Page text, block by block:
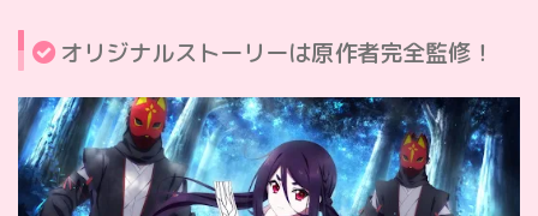
オリジナルストーリーは原作者完全監修！